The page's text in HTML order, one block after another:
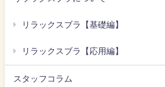
リラックスブラ【基礎編】
リラックスブラ【応用編】
スタッフコラム